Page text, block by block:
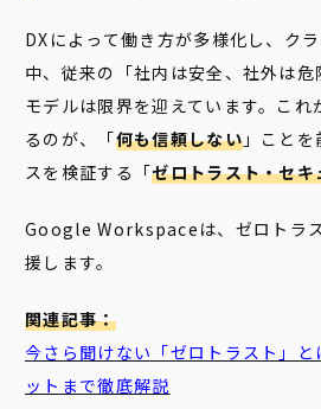
DXによって働き方が多様化し、ク
中、従来の「社内は安全、社外は
モデルは限界を迎えています。こ
るのが、「何も信頼しない」ことを
スを検証する「ゼロトラスト・セキ
Google Workspaceは、ゼロトラ
援します。
関連記事：
今さら聞けない「ゼロトラスト」と
ットまで徹底解説